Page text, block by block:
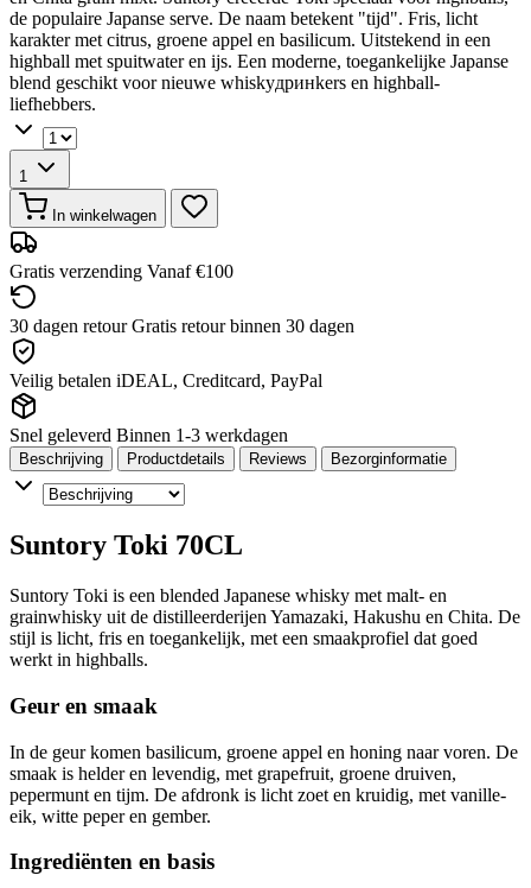
de populaire Japanse serve. De naam betekent "tijd". Fris, licht
karakter met citrus, groene appel en basilicum. Uitstekend in een
highball met spuitwater en ijs. Een moderne, toegankelijke Japanse
blend geschikt voor nieuwe whiskyдринkers en highball-
liefhebbers.
1
In winkelwagen
Gratis verzending Vanaf €100
30 dagen retour Gratis retour binnen 30 dagen
Veilig betalen iDEAL, Creditcard, PayPal
Snel geleverd Binnen 1-3 werkdagen
Beschrijving Productdetails Reviews Bezorginformatie
Suntory Toki 70CL
Suntory Toki is een blended Japanese whisky met malt- en
grainwhisky uit de distilleerderijen Yamazaki, Hakushu en Chita. De
stijl is licht, fris en toegankelijk, met een smaakprofiel dat goed
werkt in highballs.
Geur en smaak
In de geur komen basilicum, groene appel en honing naar voren. De
smaak is helder en levendig, met grapefruit, groene druiven,
pepermunt en tijm. De afdronk is licht zoet en kruidig, met vanille-
eik, witte peper en gember.
Ingrediënten en basis